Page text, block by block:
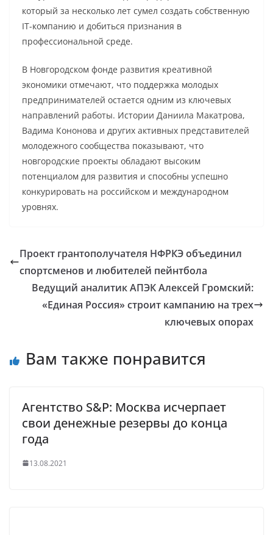
который за несколько лет сумел создать собственную
IT-компанию и добиться признания в
профессиональной среде.
В Новгородском фонде развития креативной
экономики отмечают, что поддержка молодых
предпринимателей остается одним из ключевых
направлений работы. Истории Даниила Макатрова,
Вадима Кононова и других активных представителей
молодежного сообщества показывают, что
новгородские проекты обладают высоким
потенциалом для развития и способны успешно
конкурировать на российском и международном
уровнях.
Проект грантополучателя НФРКЭ объединил
спортсменов и любителей пейнтбола
Ведущий аналитик АПЭК Алексей Громский:
«Единая Россия» строит кампанию на трех
ключевых опорах
Вам также понравится
Агентство S&P: Москва исчерпает
свои денежные резервы до конца
года
13.08.2021